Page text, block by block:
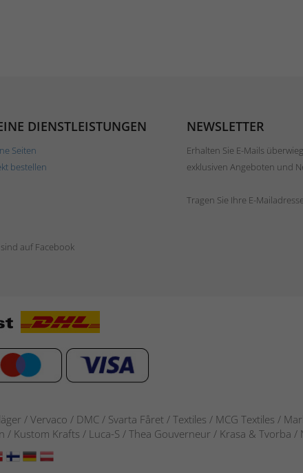
DIENSTLEISTUNGEN
Seiten
bestellen
NEWSLETTER
Erhalten Sie E-Mails
exklusiven Angeboten und
Tragen Sie Ihre E-
auf Facebook
/ Vervaco / DMC / Svarta Fåret / Textiles / MCG Textiles /
/ Kustom Krafts / Luca-S / Thea Gouverneur / Krasa & Tvorba /